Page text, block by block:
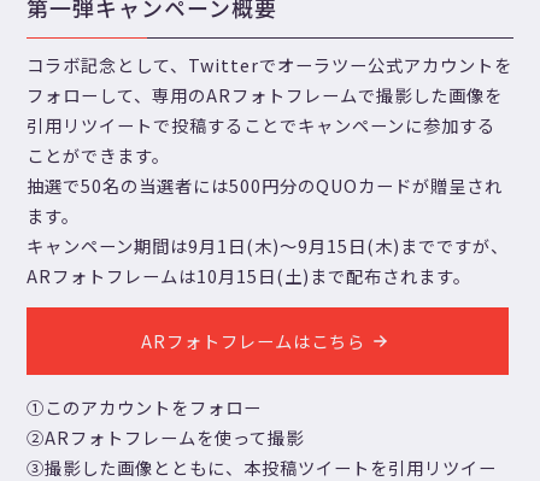
第一弾キャンペーン概要
コラボ記念として、Twitterでオーラツー公式アカウントを
フォローして、専用のARフォトフレームで撮影した画像を
引用リツイートで投稿することでキャンペーンに参加する
ことができます。
抽選で50名の当選者には500円分のQUOカードが贈呈され
ます。
キャンペーン期間は9月1日(木)～9月15日(木)までですが、
ARフォトフレームは10月15日(土)まで配布されます。
ARフォトフレームはこちら
①このアカウントをフォロー
②ARフォトフレームを使って撮影
③撮影した画像とともに、本投稿ツイートを引用リツイー